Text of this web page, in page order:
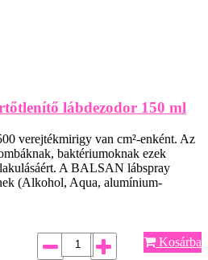
lábdezodor 150 ml
verejtékmirigy van cm²-enként. Az
baktériumoknak ezek
A BALSAN lábspray
(Alkohol, Aqua, alumínium-
Kosárba